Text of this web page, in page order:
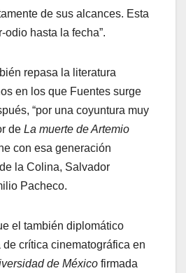
de sus alcances. Esta
odio hasta la fecha”.
repasa la literatura
en los que Fuentes surge
“por una coyuntura muy
de La muerte de Artemio
con esa generación
la Colina, Salvador
Pacheco.
el también diplomático
crítica cinematográfica en
de México firmada